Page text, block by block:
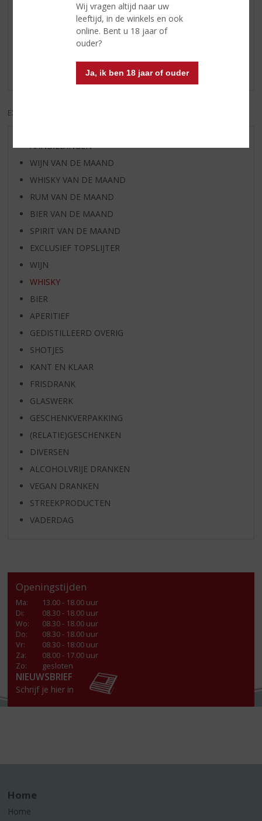
Wij vragen altijd naar uw
leeftijd, in de winkels en ook
online. Bent u 18 jaar of
ouder?
Ja, ik ben 18 jaar of ouder
Reviews
Er zijn nog geen reviews geplaatst voor dit product
EXCL. BTW
AANBIEDINGEN
WIJN VAN DE MAAND
WHISKY VAN DE MAAND
RUM VAN DE MAAND
BIER VAN DE MAAND
SPIRIT VAN DE MAAND
EXCLUSIEF TOPSLIJTER
WIJN
WHISKY
BIER
APERITIEF
GEDISTILLEERD OVERIG
SHOTJES
KANT EN KLAAR
FRISDRANK
GLASWERK
GESCHENKVERPAKKING
(RELATIE)GESCHENKEN
DIVERSEN
ALCOHOLVRIJE DRANKEN
VEGAN DRANKEN
STREEKPRODUCTEN
VADERDAG
Openingstijden
Ma:
13.00 - 18.00 uur
Di:
08.30 - 18.00 uur
Wo:
08.30 - 18.00 uur
Do:
08.30 - 18.00 uur
Vr:
08.30 - 18:00 uur
Za:
08.00 - 17.00 uur
Zo:
gesloten
NIEUWSBRIEF
Schrijf je hier in
Home
Home